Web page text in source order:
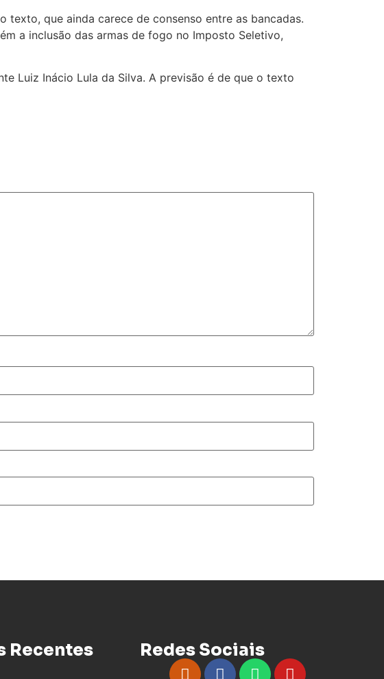
texto, que ainda carece de consenso entre as bancadas.
a inclusão das armas de fogo no Imposto Seletivo,
Luiz Inácio Lula da Silva. A previsão é de que o texto
Recentes Redes Sociais